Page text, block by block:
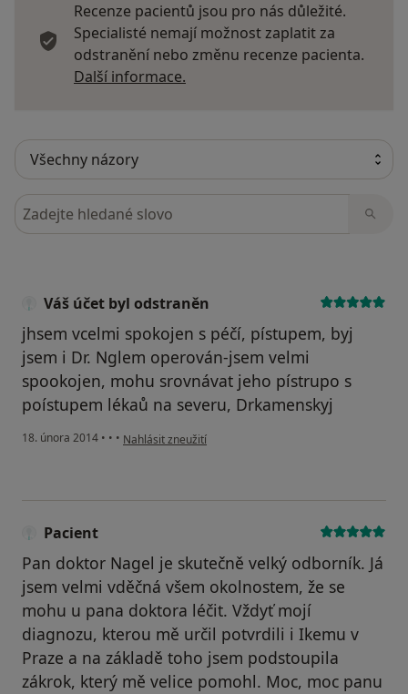
Recenze pacientů jsou pro nás důležité.
Specialisté nemají možnost zaplatit za
odstranění nebo změnu recenze pacienta.
Další informace.
Hledejte v názorech
Váš účet byl odstraněn
jhsem vcelmi spokojen s péčí, pístupem, byj
jsem i Dr. Nglem operován-jsem velmi
spookojen, mohu srovnávat jeho pístrupo s
poístupem lékaů na severu, Drkamenskyj
18. února 2014 • • • podle názoru uživatele Váš účet byl odstraněn
Nahlásit zneužití
Pacient
Pan doktor Nagel je skutečně velký odborník. Já
jsem velmi vděčná všem okolnostem, že se
mohu u pana doktora léčit. Vždyť mojí
diagnozu, kterou mě určil potvrdili i Ikemu v
Praze a na základě toho jsem podstoupila
zákrok, který mě velice pomohl. Moc, moc panu